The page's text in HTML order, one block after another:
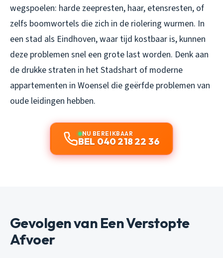
wegspoelen: harde zeepresten, haar, etensresten, of
zelfs boomwortels die zich in de riolering wurmen. In
een stad als Eindhoven, waar tijd kostbaar is, kunnen
deze problemen snel een grote last worden. Denk aan
de drukke straten in het Stadshart of moderne
appartementen in Woensel die geërfde problemen van
oude leidingen hebben.
NU BEREIKBAAR
BEL 040 218 22 36
Gevolgen van Een Verstopte
Afvoer